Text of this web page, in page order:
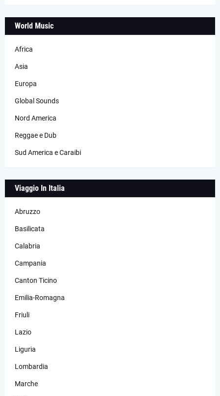
World Music
Africa
Asia
Europa
Global Sounds
Nord America
Reggae e Dub
Sud America e Caraibi
Viaggio In Italia
Abruzzo
Basilicata
Calabria
Campania
Canton Ticino
Emilia-Romagna
Friuli
Lazio
Liguria
Lombardia
Marche